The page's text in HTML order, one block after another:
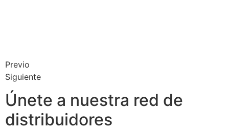
Previo
Siguiente
Únete a nuestra red de
distribuidores